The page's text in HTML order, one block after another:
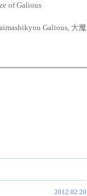
of Galious
Galious, 大魔
2012.02.20